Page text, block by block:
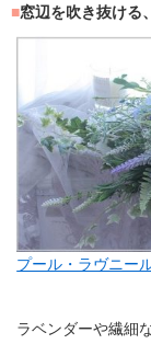
窓辺を吹き抜ける
プール・ラヴニー
ラベンダーや繊細